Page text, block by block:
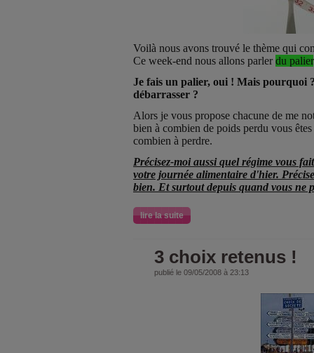
Voilà nous avons trouvé le thème qui
Ce week-end nous allons parler du palier
Je fais un palier, oui ! Mais pourquoi
débarrasser ?
Alors je vous propose chacune de me
bien à combien de poids perdu vous
combien à perdre.
Précisez-moi aussi quel régime vous
votre journée alimentaire d'hier.
bien. Et surtout depuis quand vous ne
lire la suite
3 choix retenus !
publié le 09/05/2008 à 23:13